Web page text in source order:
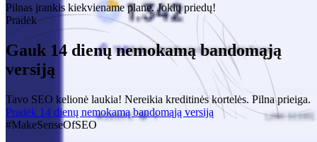
Pilnas įrankis kiekviename plane. Jokių priedų!
Pradėk
Gauk 14 dienų nemokamą bandomąją
versiją
Tavo SEO kelionė laukia! Nereikia kreditinės kortelės. Pilna prieiga.
Pradėk 14 dienų nemokamą bandomąją versiją
#MakeSenseOfSEO